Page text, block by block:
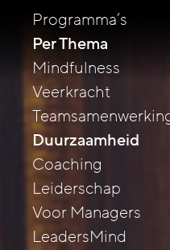
Programma’s
Per Thema
Mindfulness
Veerkracht
Duurzaamheid
Coaching
Leiderschap
Voor Managers
LeadersMind